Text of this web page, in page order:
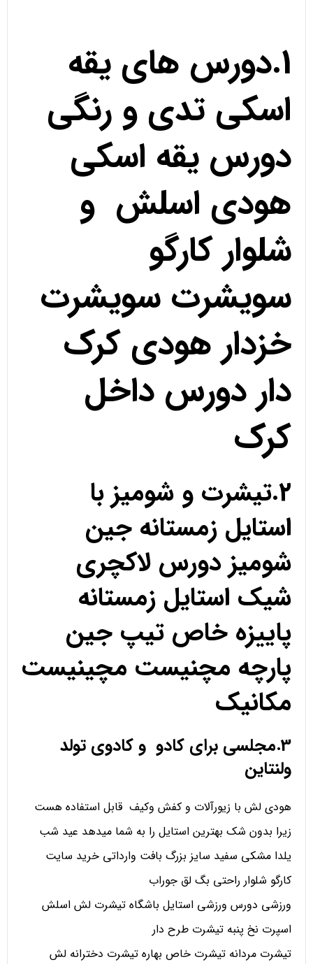
1.دورس های یقه
اسکی تدی و رنگی
دورس یقه اسکی
هودی اسلش و
شلوار کارگو
سویشرت سویشرت
خزدار هودی کرک
دار دورس داخل
کرک
2.تیشرت و شومیز با
استایل زمستانه جین
شومیز دورس لاکچری
شیک استایل زمستانه
پاییزه خاص تیپ جین
پارچه مچنیست مچینیست
مکانیک
3.مجلسی برای کادو و کادوی تولد
ولنتاین
هودی لش با زیورآلات و کفش وکیف قابل استفاده هست
زیرا بدون شک بهترین استایل را به شما میدهد عید شب
یلدا مشکی سفید سایز بزرگ بافت وارداتی خرید سایت
کارگو شلوار راحتی بگ لق جوراب
ورزشی دورس ورزشی استایل باشگاه تیشرت لش اسلش
اسپرت نخ پنبه تیشرت طرح دار
تیشرت مردانه تیشرت خاص بهاره تیشرت دخترانه لش